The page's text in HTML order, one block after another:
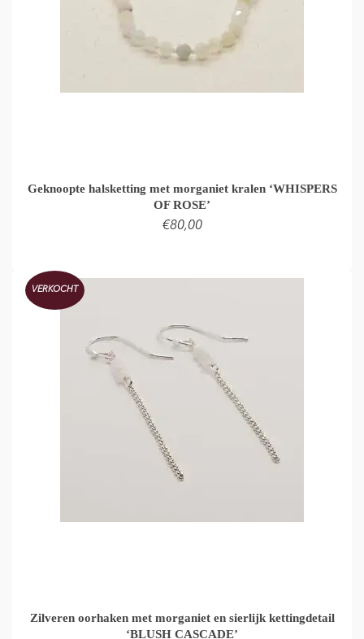
Geknoopte halsketting met morganiet kralen ‘WHISPERS
OF ROSE’
€80,00
VERKOCHT
Zilveren oorhaken met morganiet en sierlijk kettingdetail
‘BLUSH CASCADE’